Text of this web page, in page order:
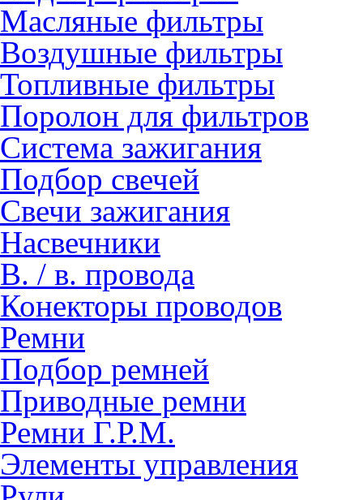
Масляные фильтры
Воздушные фильтры
Топливные фильтры
Поролон для фильтров
Система зажигания
Подбор свечей
Свечи зажигания
Насвечники
В. / в. провода
Конекторы проводов
Ремни
Подбор ремней
Приводные ремни
Ремни Г.Р.М.
Элементы управления